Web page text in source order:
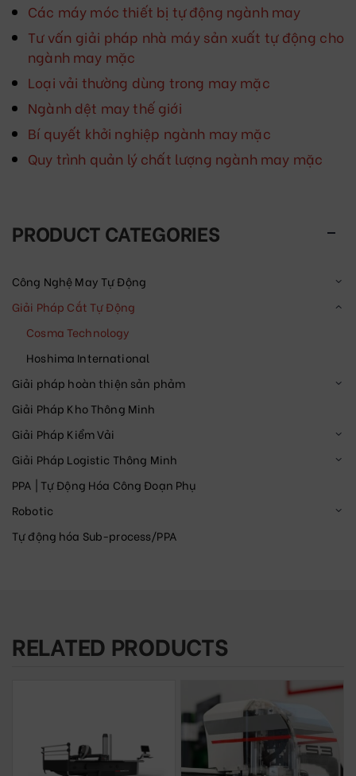
Các máy móc thiết bị tự động ngành may
Tư vấn giải pháp nhà máy sản xuất tự động cho
ngành may mặc
Loại vải thường dùng trong may mặc
Ngành dệt may thế giới
Bí quyết khởi nghiệp ngành may mặc
Quy trình quản lý chất lượng ngành may mặc
PRODUCT CATEGORIES
Công Nghệ May Tự Động
Giải Pháp Cắt Tự Động
Cosma Technology
Hoshima International
Giải pháp hoàn thiện sản phảm
Giải Pháp Kho Thông Minh
Giải Pháp Kiểm Vải
Giải Pháp Logistic Thông Minh
PPA | Tự Động Hóa Công Đoạn Phụ
Robotic
Tự động hóa Sub-process/PPA
RELATED PRODUCTS